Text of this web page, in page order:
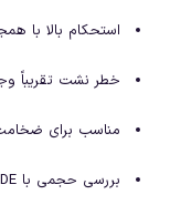
استحکام بالا با
خطر نشت تقریباً
مناسب برای
بررسی حجمی با NDE